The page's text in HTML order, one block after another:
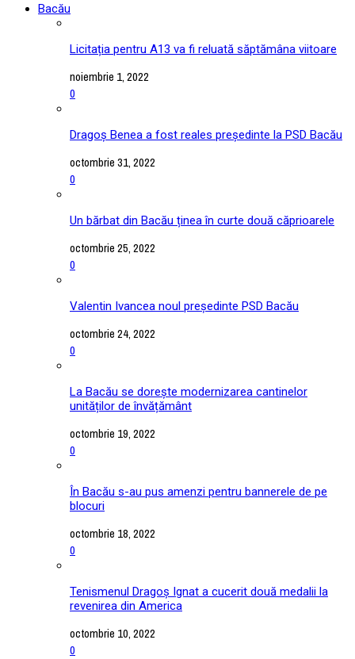
Bacău
Licitația pentru A13 va fi reluată săptămâna viitoare
noiembrie 1, 2022
0
Dragoș Benea a fost reales președinte la PSD Bacău
octombrie 31, 2022
0
Un bărbat din Bacău ținea în curte două căprioarele
octombrie 25, 2022
0
Valentin Ivancea noul președinte PSD Bacău
octombrie 24, 2022
0
La Bacău se dorește modernizarea cantinelor
unităților de învățământ
octombrie 19, 2022
0
În Bacău s-au pus amenzi pentru bannerele de pe
blocuri
octombrie 18, 2022
0
Tenismenul Dragoș Ignat a cucerit două medalii la
revenirea din America
octombrie 10, 2022
0